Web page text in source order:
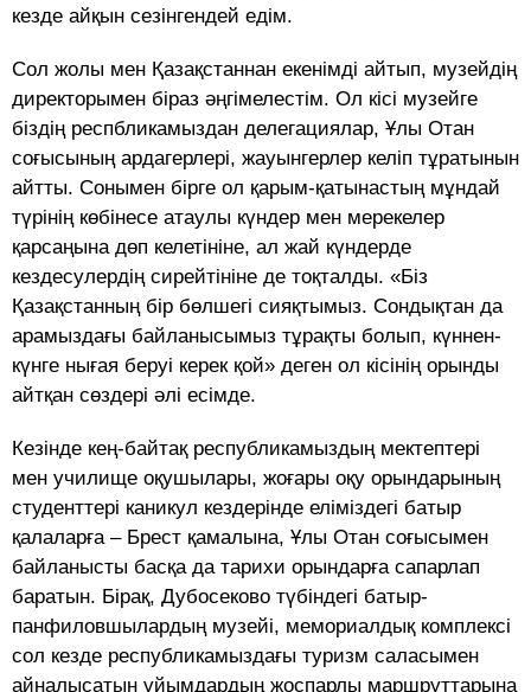
кезде айқын сезінгендей едім.
Сол жолы мен Қазақстаннан екенімді айтып, музейдің
директорымен біраз әңгімелестім. Ол кісі музейге
біздің респбликамыздан делегациялар, Ұлы Отан
соғысының ардагерлері, жауынгерлер келіп тұратынын
айтты. Сонымен бірге ол қарым-қатынастың мұндай
түрінің көбінесе атаулы күндер мен мерекелер
қарсаңына дөп келетініне, ал жай күндерде
кездесулердің сирейтініне де тоқталды. «Біз
Қазақстанның бір бөлшегі сияқтымыз. Сондықтан да
арамыздағы байланысымыз тұрақты болып, күннен-
күнге нығая беруі керек қой» деген ол кісінің орынды
айтқан сөздері әлі есімде.
Кезінде кең-байтақ республикамыздың мектептері
мен училище оқушылары, жоғары оқу орындарының
студенттері каникул кездерінде еліміздегі батыр
қалаларға – Брест қамалына, Ұлы Отан соғысымен
байланысты басқа да тарихи орындарға сапарлап
баратын. Бірақ, Дубосеково түбіндегі батыр-
панфиловшылардың музейі, мемориалдық комплексі
сол кезде республикамыздағы туризм саласымен
айналысатын ұйымдардың жоспарлы маршруттарына